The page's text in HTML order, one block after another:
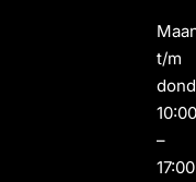
t/m
–
17:00